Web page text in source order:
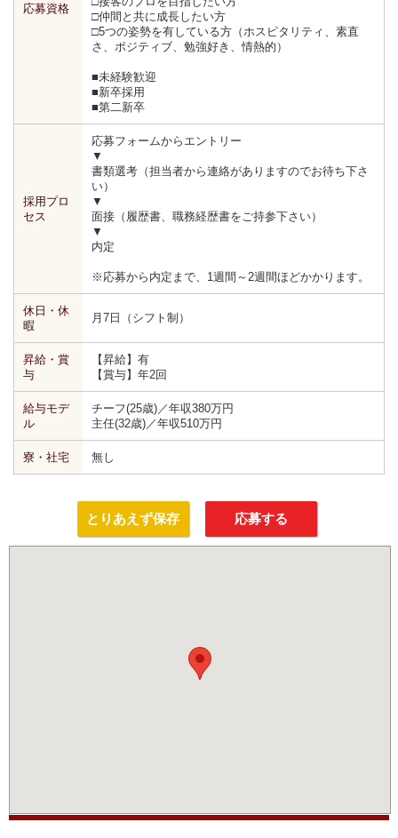
応募資格
□仲間と共に成長したい方
□5つの姿勢を有している方（ホスピタリティ、素直
さ、ポジティブ、勉強好き、情熱的）
■未経験歓迎
■新卒採用
■第二新卒
採用プロ
セス
応募フォームからエントリー
▼
書類選考（担当者から連絡がありますのでお待ち下さ
い）
▼
面接（履歴書、職務経歴書をご持参下さい）
▼
内定
※応募から内定まで、1週間～2週間ほどかかります。
休日・休
暇
月7日（シフト制）
昇給・賞
与
【昇給】有
【賞与】年2回
給与モデ
ル
チーフ(25歳)／年収380万円
主任(32歳)／年収510万円
寮・社宅 無し
とりあえず保存 応募する